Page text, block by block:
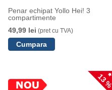
Penar echipat Yollo Hei! 3
compartimente
49,99 lei (pret cu TVA)
13 %